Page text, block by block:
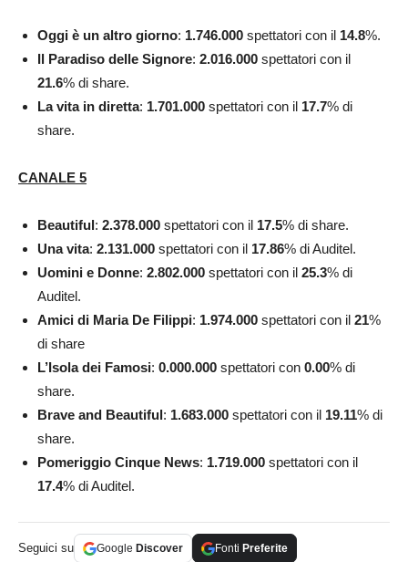
Oggi è un altro giorno: 1.746.000 spettatori con il 14.8%.
Il Paradiso delle Signore: 2.016.000 spettatori con il
21.6% di share.
La vita in diretta: 1.701.000 spettatori con il 17.7% di
share.
CANALE 5
Beautiful: 2.378.000 spettatori con il 17.5% di share.
Una vita: 2.131.000 spettatori con il 17.86% di Auditel.
Uomini e Donne: 2.802.000 spettatori con il 25.3% di
Auditel.
Amici di Maria De Filippi: 1.974.000 spettatori con il 21%
di share
L’Isola dei Famosi: 0.000.000 spettatori con 0.00% di
share.
Brave and Beautiful: 1.683.000 spettatori con il 19.11% di
share.
Pomeriggio Cinque News: 1.719.000 spettatori con il
17.4% di Auditel.
Seguici su Google Discover Fonti Preferite